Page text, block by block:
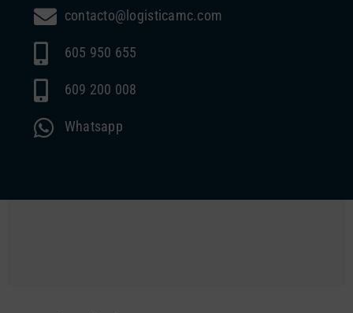
contacto@logisticamc.com
605 950 655
609 200 008
Whatsapp